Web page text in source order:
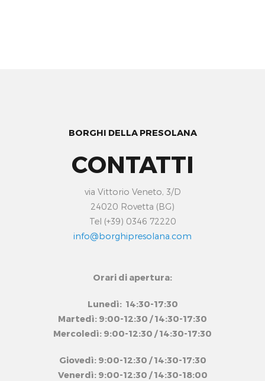
BORGHI DELLA PRESOLANA
CONTATTI
via Vittorio Veneto, 3/D
24020 Rovetta (BG)
Tel (+39) 0346 72220
info@borghipresolana.com
Orari di apertura:
Lunedì: 14:30-17:30
Martedì: 9:00-12:30 / 14:30-17:30
Mercoledì: 9:00-12:30 / 14:30-17:30
Giovedì: 9:00-12:30 / 14:30-17:30
Venerdì: 9:00-12:30 / 14:30-18:00